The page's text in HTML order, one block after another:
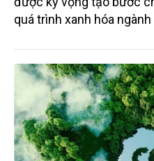
quá trình xanh hóa
đồng thời mở ra cơ hội
phẩm phát thải thấp và
nghiệp.